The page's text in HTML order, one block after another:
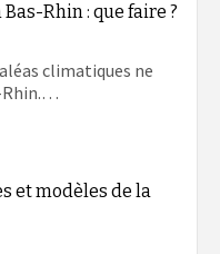
Rhin : que faire ?
climatiques ne
Rhin.…
et modèles de la